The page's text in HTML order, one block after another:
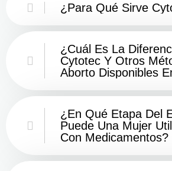
¿Para Qué Sirve
¿Cuál Es La
Cytotec Y Otros
Aborto Disponibles
¿En Qué Etapa Del
Puede Una Mujer
Con Medicamentos?